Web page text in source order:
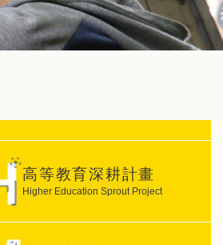
高等教育深耕計畫
Higher Education Sprout Project